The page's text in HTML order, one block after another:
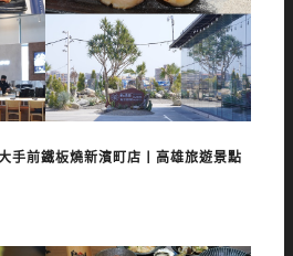
手前鐵板燒新濱町店丨高雄旅遊景點